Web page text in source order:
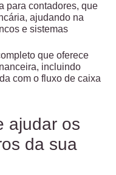
para contadores, que
ajudando na
e sistemas
que oferece
incluindo
com o fluxo de caixa
ajudar os
da sua